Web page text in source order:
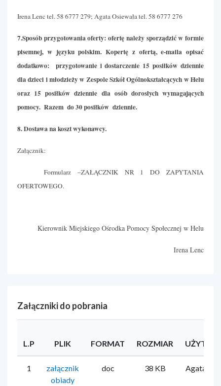
Irena Lenc tel. 58 6777 279; Agata Osiewała tel. 58 6777 276
7.Sposób przygotowania oferty: ofertę należy sporządzić w formie
pisemnej, w języku polskim. Kopertę z ofertą, e-maila opisać
dodatkowo: przygotowanie i dostarczenie 15 posiłków dziennie
dla dzieci i młodzieży w Zespole Szkół Ogólnokształcących w Helu
oraz 15 posiłków dziennie dla osób dorosłych wymagających
pomocy. Razem do 30 posiłków dziennie.
8. Dostawa na koszt wykonawcy.
Załącznik:
Formularz –ZAŁĄCZNIK NR 1 DO ZAPYTANIA
OFERTOWEGO.
Kierownik Miejskiego Ośrodka Pomocy Społecznej w Helu
Irena Lenc
Załączniki do pobrania
L.P PLIK FORMAT ROZMIAR
1
załącznik
obiady
doc 38 KB Agata